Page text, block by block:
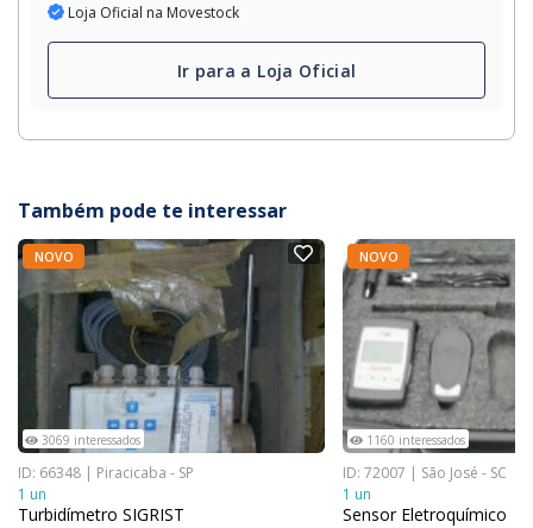
Loja Oficial na Movestock
Ir para a Loja Oficial
Também pode te interessar
NOVO
3069 interessados
ID: 66348 | Piracicaba - SP
1 un
Turbidímetro SIGRIST
NOVO
1160 interessados
ID: 72007 | São José - SC
1 un
Sensor Eletroquímico